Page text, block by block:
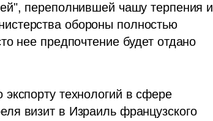
переполнившей чашу терпения и
обороны полностью
нее предпочтение будет отдано
технологий в сфере
визит в Израиль французского